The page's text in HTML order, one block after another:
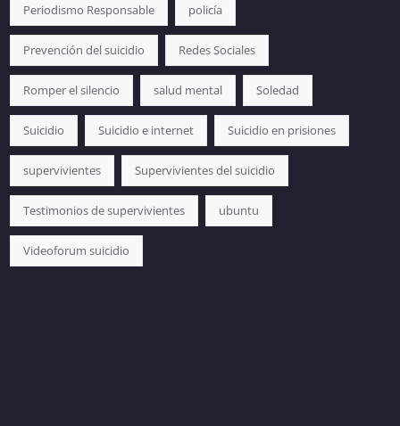
Periodismo Responsable policía
Prevención del suicidio Redes Sociales
Romper el silencio salud mental Soledad
Suicidio Suicidio e internet Suicidio en prisiones
supervivientes Supervivientes del suicidio
Testimonios de supervivientes ubuntu
Videoforum suicidio